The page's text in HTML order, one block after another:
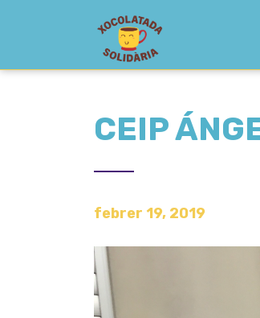
CEIP
febrer 19, 2019